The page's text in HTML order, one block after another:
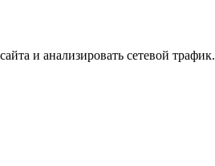
и анализировать сетевой трафик.